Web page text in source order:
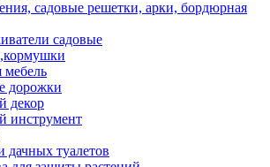
садовые решетки, арки, бордюрная
садовые
мебель
дорожки
декор
инструмент
дачных туалетов